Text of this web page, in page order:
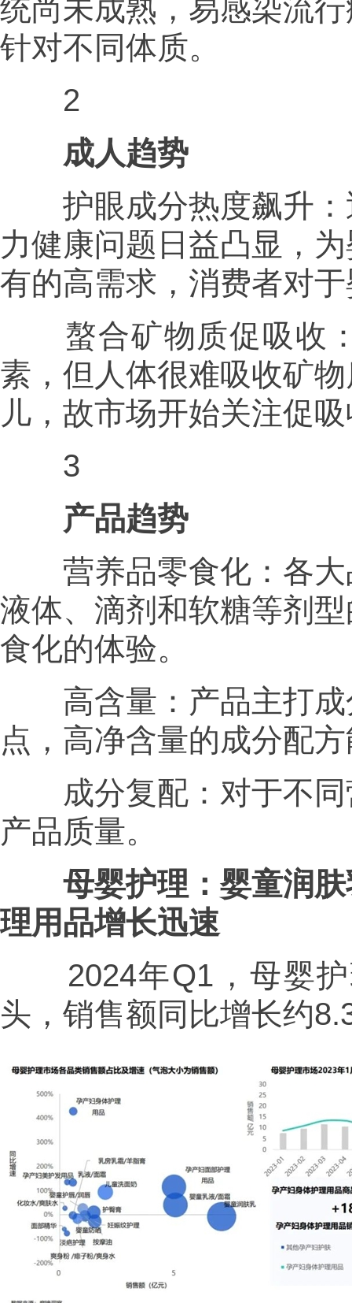
统尚未成熟，易感染流
针对不同体质。
2
成人趋势
护眼成分热度飙升：
力健康问题日益凸显，
有的高需求，消费者对
螯合矿物质促吸收：
素，但人体很难吸收矿
儿，故市场开始关注促
3
产品趋势
营养品零食化：各大
液体、滴剂和软糖等剂
食化的体验。
高含量：产品主打成
点，高净含量的成分配
成分复配：对于不同
产品质量。
母婴护理：婴童润
理用品增长迅速
2024年Q1，母婴护
头，销售额同比增长约